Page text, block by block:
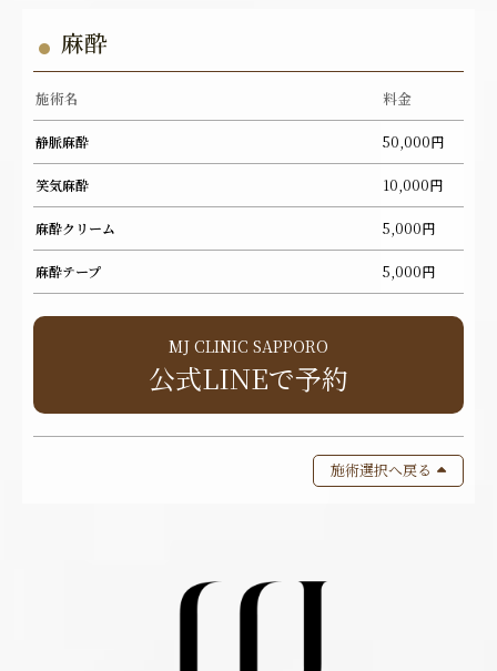
麻酔
施術名 料金
静脈麻酔 50,000円
笑気麻酔 10,000円
麻酔クリーム 5,000円
麻酔テープ 5,000円
MJ CLINIC SAPPORO
公式LINEで予約
施術選択へ戻る